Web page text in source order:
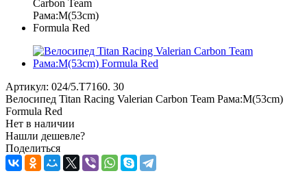
Артикул: 024/5.T7160. 30
Велосипед Titan Racing Valerian Carbon Team Рама:M(53cm)
Formula Red
Нет в наличии
Нашли дешевле?
Поделиться